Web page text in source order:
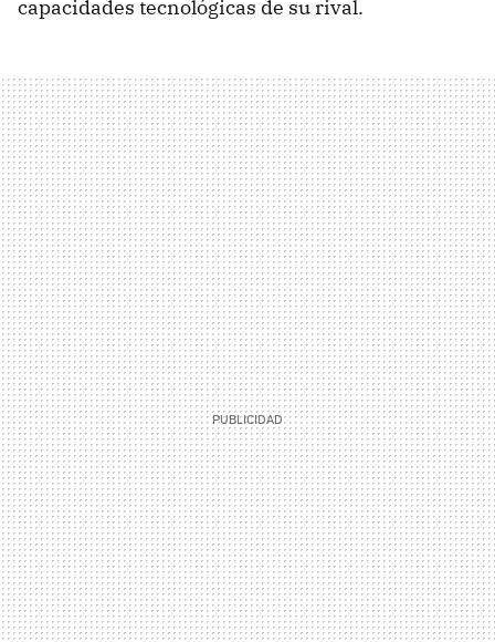
capacidades tecnológicas de su rival.